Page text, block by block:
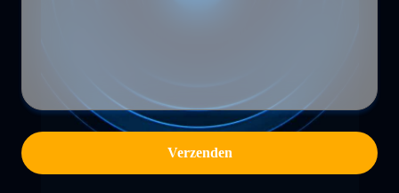
Verzenden